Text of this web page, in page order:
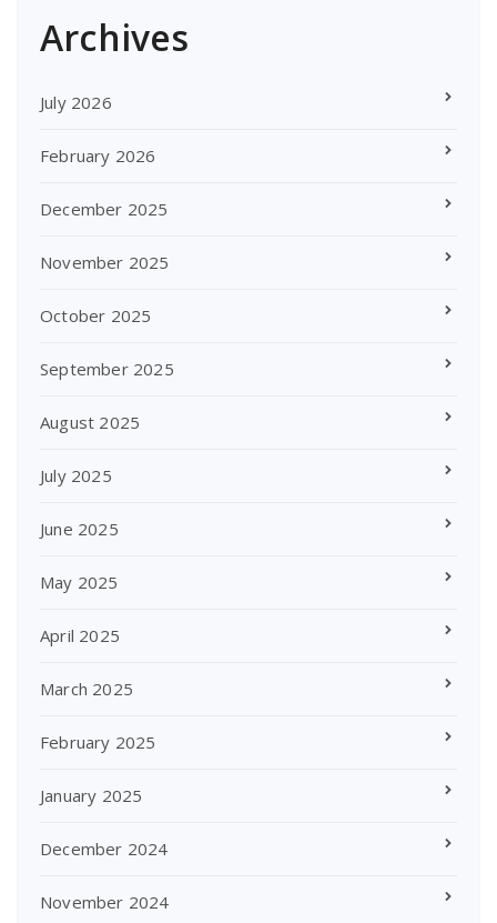
Archives
July 2026
February 2026
December 2025
November 2025
October 2025
September 2025
August 2025
July 2025
June 2025
May 2025
April 2025
March 2025
February 2025
January 2025
December 2024
November 2024